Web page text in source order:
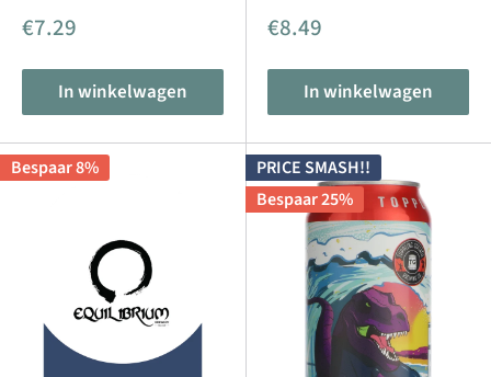
Aanbiedingsprijs
€7.29
In winkelwagen
Aanbiedingsprijs
€8.49
In winkelwagen
Bespaar 8%
PRICE SMASH!!
Bespaar 25%